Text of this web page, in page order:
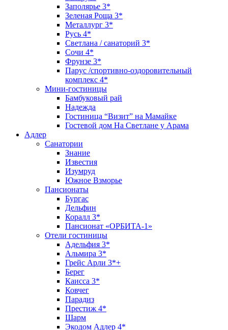
Заполярье 3*
Зеленая Роща 3*
Металлург 3*
Русь 4*
Светлана / санаторий 3*
Сочи 4*
Фрунзе 3*
Парус /спортивно-оздоровительный
комплекс 4*
Мини-гостиницы
Бамбуковый рай
Надежда
Гостиница “Визит” на Мамайке
Гостевой дом На Светлане у Арама
Адлер
Санатории
Знание
Известия
Изумруд
Южное Взморье
Пансионаты
Бургас
Дельфин
Коралл 3*
Пансионат «ОРБИТА-1»
Отели гостиницы
Адельфия 3*
Альмира 3*
Грейс Арли 3*+
Берег
Каисса 3*
Ковчег
Парадиз
Престиж 4*
Шарм
Экодом Адлер 4*